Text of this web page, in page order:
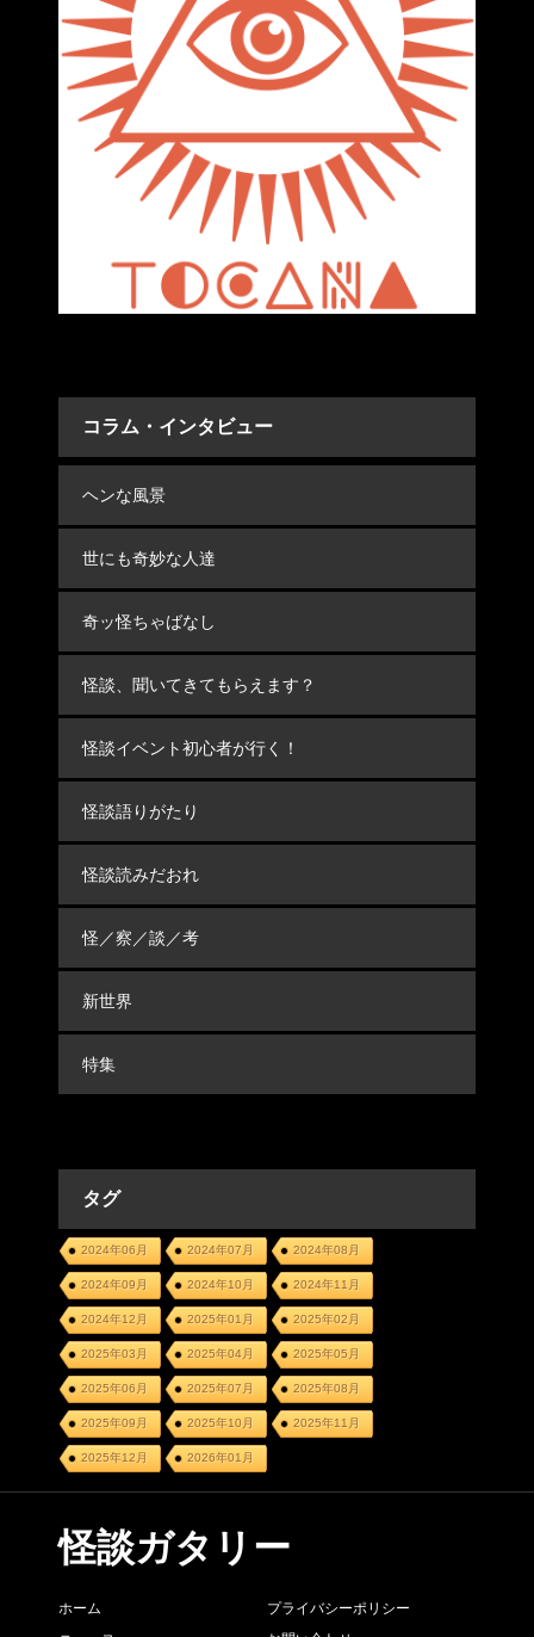
コラム・インタビュー
ヘンな風景
世にも奇妙な人達
奇ッ怪ちゃばなし
怪談、聞いてきてもらえます？
怪談イベント初心者が行く！
怪談語りがたり
怪談読みだおれ
怪／察／談／考
新世界
特集
タグ
2024年06月 2024年07月 2024年08月
2024年09月 2024年10月 2024年11月
2024年12月 2025年01月 2025年02月
2025年03月 2025年04月 2025年05月
2025年06月 2025年07月 2025年08月
2025年09月 2025年10月 2025年11月
2025年12月 2026年01月
怪談ガタリー
ホーム
プライバシーポリシー